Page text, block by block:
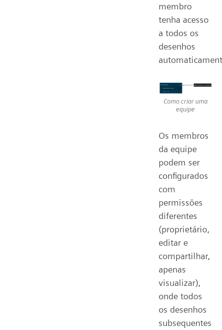
membro
tenha acesso
a todos os
desenhos
Como criar uma
equipe
Os membros
da equipe
podem ser
configurados
com
permissões
diferentes
(proprietário,
editar e
compartilhar,
apenas
visualizar),
onde todos
os desenhos
subsequentes